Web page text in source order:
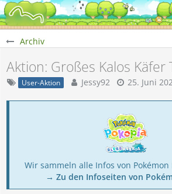
Archiv
Aktion: Großes Kalos Käfer
User-Aktion Jessy92 25. Juni
Wir sammeln alle Infos von
→ Zu den Infoseiten von